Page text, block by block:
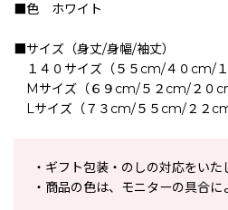
■色 ホワイト
■サイズ（身丈/身幅/袖丈）
１４０サイズ（５５cm/４０cm/１
Mサイズ（６９cm/５２cm/２０
Lサイズ（７３cm/５５cm/２２cm
・ギフト包装・のしの対応をい
・商品の色は、モニターの具合に